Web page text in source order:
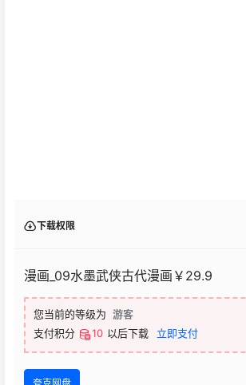
下载权限
漫画_09水墨武侠古代漫画￥29.9
您当前的等级为 游客
支付积分
10 以后下载 立即支付